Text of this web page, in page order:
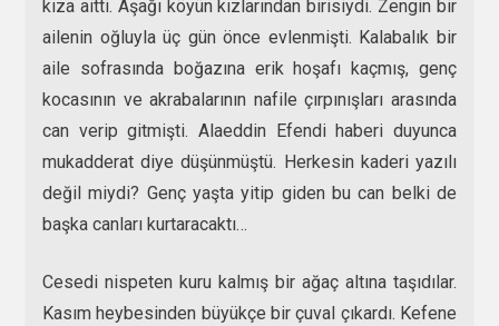
kıza aitti. Aşağı köyün kızlarından birisiydi. Zengin bir
ailenin oğluyla üç gün önce evlenmişti. Kalabalık bir
aile sofrasında boğazına erik hoşafı kaçmış, genç
kocasının ve akrabalarının nafile çırpınışları arasında
can verip gitmişti. Alaeddin Efendi haberi duyunca
mukadderat diye düşünmüştü. Herkesin kaderi yazılı
değil miydi? Genç yaşta yitip giden bu can belki de
başka canları kurtaracaktı…
Cesedi nispeten kuru kalmış bir ağaç altına taşıdılar.
Kasım heybesinden büyükçe bir çuval çıkardı. Kefene